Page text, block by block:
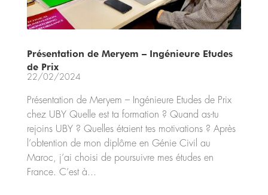
Présentation de Meryem – Ingénieure Etudes
de Prix
22/02/2024
Présentation de Meryem – Ingénieure Etudes de Prix
chez UBY Quelle est ta formation ? Quand as-tu
rejoins UBY ? Quelles étaient tes motivations ? Après
l’obtention de mon diplôme en Génie Civil au
Maroc, j’ai choisi de poursuivre mes études en
France. C’est à...